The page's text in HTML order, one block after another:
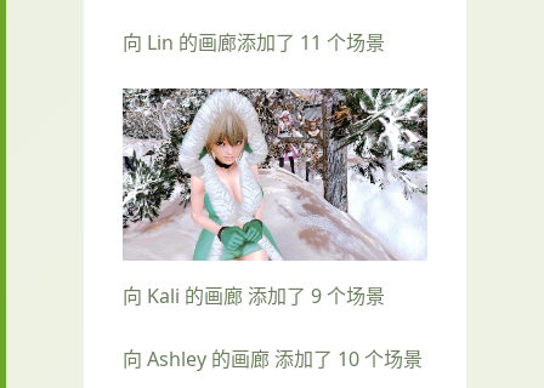
向 Lin 的画廊添加了 11 个场景
向 Kali 的画廊 添加了 9 个场景
向 Ashley 的画廊 添加了 10 个场景